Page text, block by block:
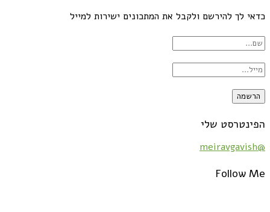
כדאי לך להירשם ולקבל את המתכונים ישירות למייל
הפינטרסט שלי
@meiravgavish
Follow Me